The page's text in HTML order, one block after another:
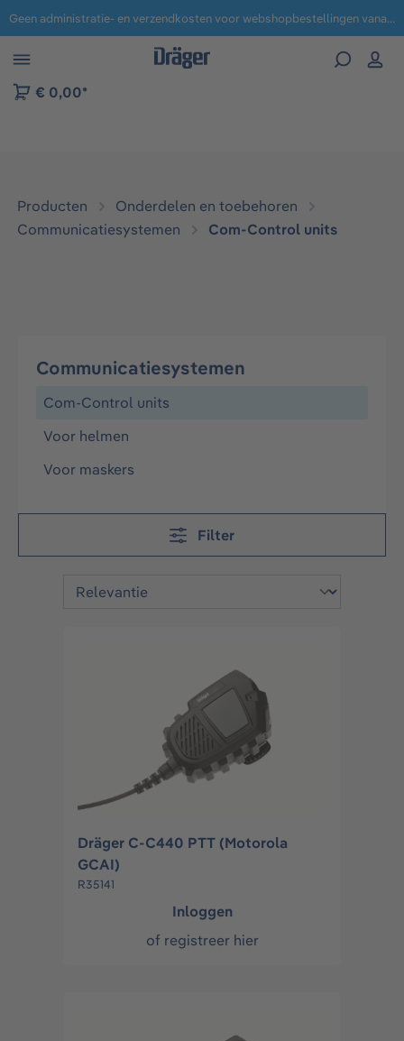
naar navigatie B2B-platform Geen administratie- en verzendkosten voor webshopbestellingen vanaf € 100,-.
€ 0,00*
Producten
Onderdelen en toebehoren
Communicatiesystemen
Com-Control units​
Communicatiesystemen
Com-Control units​
Voor helmen​
Voor maskers​
Filter
Dräger C-C440 PTT (Motorola
GCAI)
R35141
Inloggen
of registreer hier